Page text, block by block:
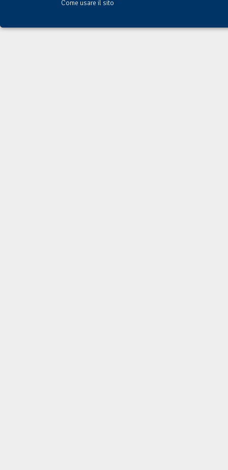
Come usare il sito